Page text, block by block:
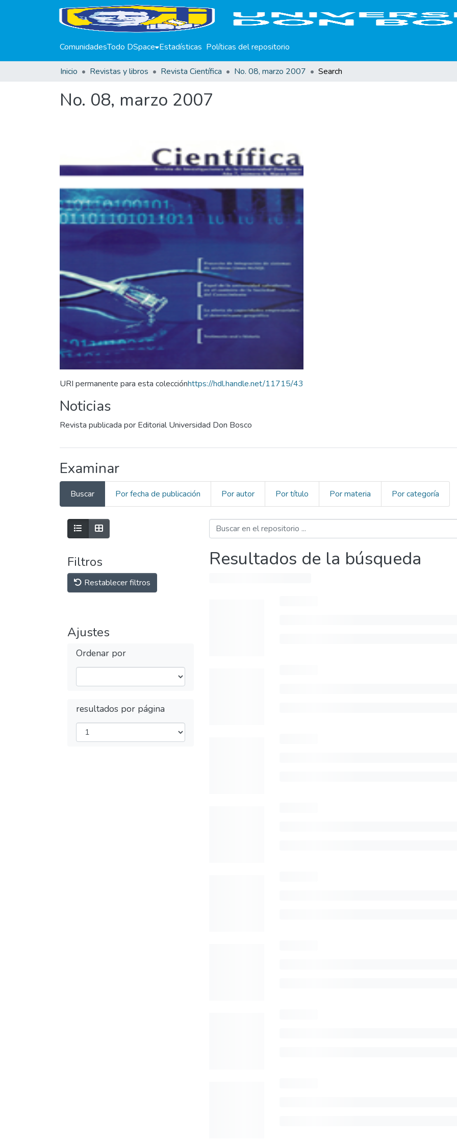
ComunidadesTodo DSpace Estadísticas Políticas del repositorio
Inicio Revistas y libros Revista Científica No. 08, marzo 2007 Search
No. 08, marzo 2007
URI permanente para esta colecciónhttps://hdl.handle.net/11715/43
Noticias
Revista publicada por Editorial Universidad Don Bosco
Examinar
Buscar Por fecha de publicación Por autor Por título Por materia Por categoría
Filtros
Restablecer filtros
Ajustes
Ordenar por
resultados por página
Resultados de la búsqueda